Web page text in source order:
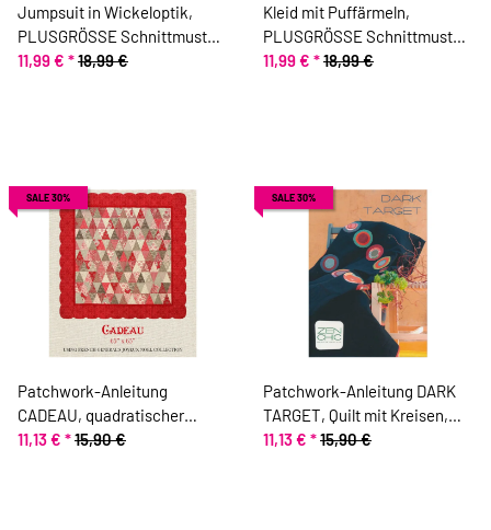
Jumpsuit in Wickeloptik,
PLUSGRÖSSE Schnittmuster
ONION 9022
11,99 € *18,99 €
Kleid mit Puffärmeln,
PLUSGRÖSSE Schnittmuster
ONION 9023
11,99 € *18,99 €
SALE 30%
Patchwork-Anleitung
CADEAU, quadratischer
Weihnachts-Quilt mit
11,13 € *15,90 €
SALE 30%
Patchwork-Anleitung DARK
TARGET, Quilt mit Kreisen,
Moda Fabrics
11,13 € *15,90 €